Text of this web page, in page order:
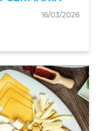
16/03/2026